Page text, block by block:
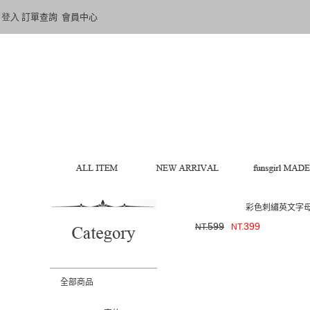
登入 訂單查詢 會員中心
全部商品
彩色刺繡英文字
NT.599 NT.399